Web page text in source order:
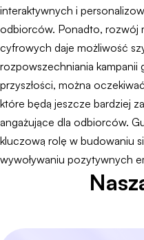
interaktywnych i
odbiorców. Ponadto, rozwój
cyfrowych daje możliwość
rozpowszechniania kampanii
przyszłości, można
które będą jeszcze bardziej
angażujące dla odbiorców.
kluczową rolę w budowaniu
wywoływaniu pozytywnych